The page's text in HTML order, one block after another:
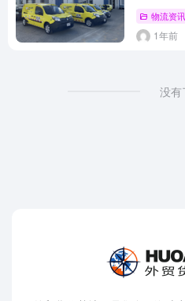
物流资讯
1年前
没有